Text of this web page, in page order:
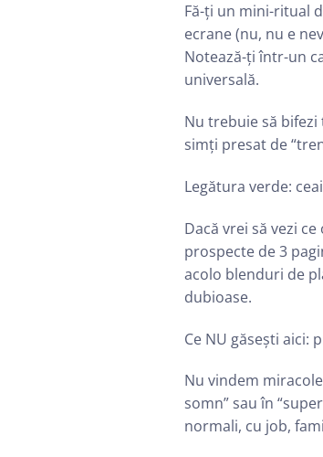
Fă-ți un mini-ritual
ecrane (nu, nu e
Notează-ți într-un
universală.
Nu trebuie să
simți presat de
Legătura verde:
Dacă vrei să vezi
prospecte de 3
acolo blenduri de
dubioase.
Ce NU găsești aici:
Nu vindem
somn” sau în
normali, cu job,